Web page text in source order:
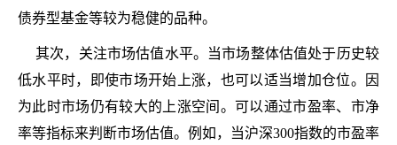
债券型基金等较为稳健的品种。
其次，关注市场估值水平。当市场整体估值处于历史较
低水平时，即使市场开始上涨，也可以适当增加仓位。因
为此时市场仍有较大的上涨空间。可以通过市盈率、市净
率等指标来判断市场估值。例如，当沪深300指数的市盈率